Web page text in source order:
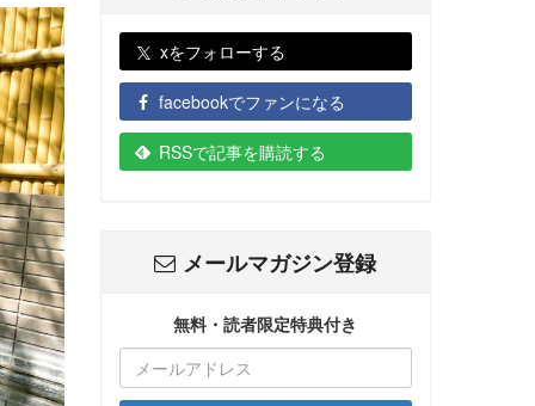
xをフォローする
facebookでファンになる
RSSで記事を購読する
メールマガジン登録
無料・読者限定特典付き